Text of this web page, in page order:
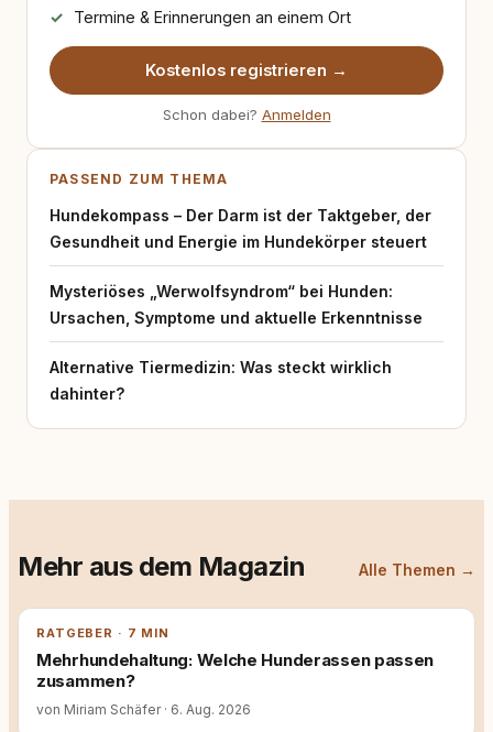
Termine & Erinnerungen an einem Ort
Kostenlos registrieren →
Schon dabei? Anmelden
PASSEND ZUM THEMA
Hundekompass – Der Darm ist der Taktgeber, der
Gesundheit und Energie im Hundekörper steuert
Mysteriöses „Werwolfsyndrom“ bei Hunden:
Ursachen, Symptome und aktuelle Erkenntnisse
Alternative Tiermedizin: Was steckt wirklich
dahinter?
Mehr aus dem Magazin Alle Themen →
RATGEBER · 7 MIN
Mehrhundehaltung: Welche Hunderassen passen
zusammen?
von Miriam Schäfer · 6. Aug. 2026